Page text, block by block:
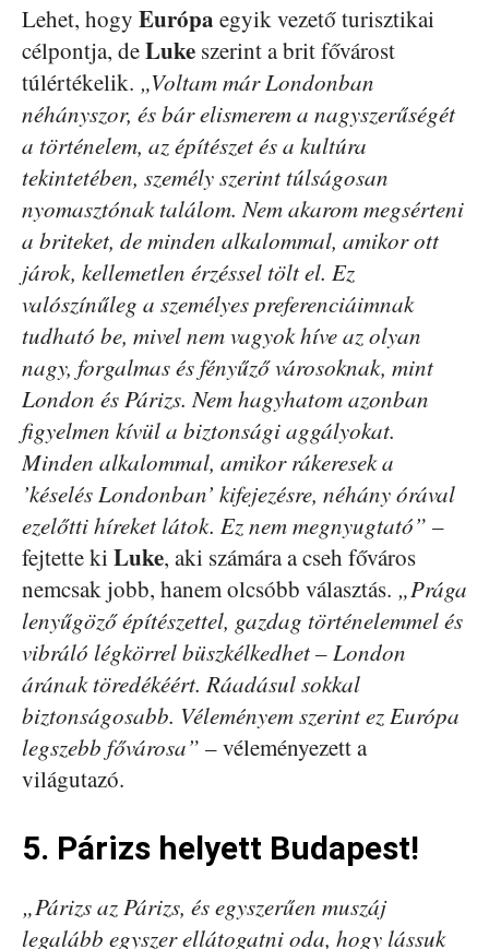
Lehet, hogy Európa egyik vezető turisztikai
célpontja, deLuke szerint a brit fővárost
túlértékelik. „Voltam már Londonban
néhányszor, és bár elismerem a nagyszerűségét
a történelem, az építészet és a kultúra
tekintetében, személy szerint túlságosan
nyomasztónak találom. Nem akarom megsérteni
a briteket, de minden alkalommal, amikor ott
járok, kellemetlen érzéssel tölt el. Ez
valószínűleg a személyes preferenciáimnak
tudható be, mivel nem vagyok híve az olyan
nagy, forgalmas és fényűző városoknak, mint
London és Párizs. Nem hagyhatom azonban
figyelmen kívül a biztonsági aggályokat.
Minden alkalommal, amikor rákeresek a
’késelés Londonban’ kifejezésre, néhány órával
ezelőtti híreket látok. Ez nem megnyugtató” –
fejtette ki Luke, aki számára a cseh főváros
nemcsak jobb, hanem olcsóbb választás. „Prága
lenyűgöző építészettel, gazdag történelemmel és
vibráló légkörrel büszkélkedhet – London
árának töredékéért. Ráadásul sokkal
biztonságosabb. Véleményem szerint ez Európa
legszebb fővárosa” – véleményezett a
világutazó.
5. Párizs helyett Budapest!
„Párizs az Párizs, és egyszerűen muszáj
legalább egyszer ellátogatni oda, hogy lássuk